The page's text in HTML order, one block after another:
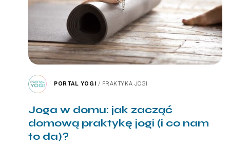
PORTAL YOGI / PRAKTYKA JOGI
Joga w domu: jak zacząć
domową praktykę jogi (i co nam
to da)?